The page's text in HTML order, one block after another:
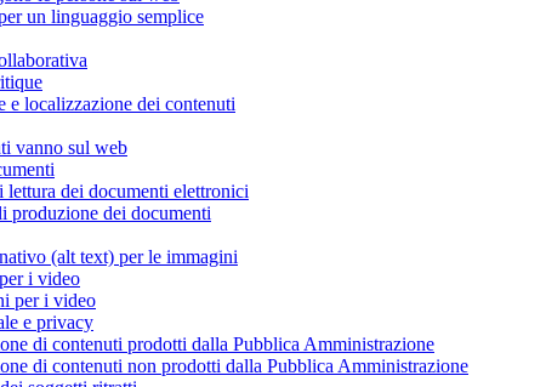
un linguaggio semplice
e localizzazione dei contenuti
vanno sul web
lettura dei documenti elettronici
produzione dei documenti
(alt text) per le immagini
i video
per i video
e privacy
di contenuti prodotti dalla Pubblica Amministrazione
di contenuti non prodotti dalla Pubblica Amministrazione